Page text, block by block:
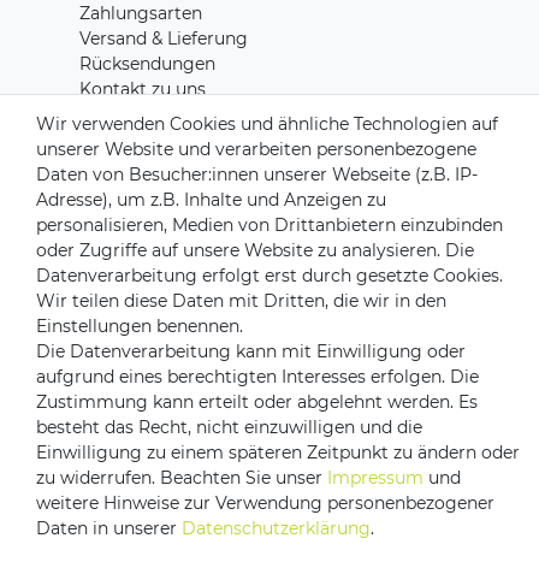
Zahlungsarten
Versand & Lieferung
Rücksendungen
Kontakt zu uns
Zahlungsanbieter
Versandpartner
Impressum Daten­schutz­erklärung
AGB
Barrierefreiheitserklärung
Vertrag widerrufen
Wir verwenden Cookies und ähnliche Technologien auf
unserer Website und verarbeiten personenbezogene
Daten von Besucher:innen unserer Webseite (z.B. IP-
Adresse), um z.B. Inhalte und Anzeigen zu
personalisieren, Medien von Drittanbietern einzubinden
oder Zugriffe auf unsere Website zu analysieren. Die
Datenverarbeitung erfolgt erst durch gesetzte Cookies.
Wir teilen diese Daten mit Dritten, die wir in den
Einstellungen benennen.
Die Datenverarbeitung kann mit Einwilligung oder
aufgrund eines berechtigten Interesses erfolgen. Die
Zustimmung kann erteilt oder abgelehnt werden. Es
besteht das Recht, nicht einzuwilligen und die
Einwilligung zu einem späteren Zeitpunkt zu ändern oder
zu widerrufen. Beachten Sie unser Impressum und
weitere Hinweise zur Verwendung personenbezogener
Daten in unserer Daten­schutz­erklärung.